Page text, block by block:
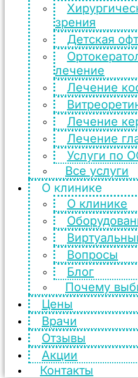
зрения
Детская
лечение
Лечение
Лечение
Лечение
Услуги по
Все услуги
О клинике
О клинике
Вопросы
Блог
Почему
Цены
Врачи
Отзывы
Акции
Контакты